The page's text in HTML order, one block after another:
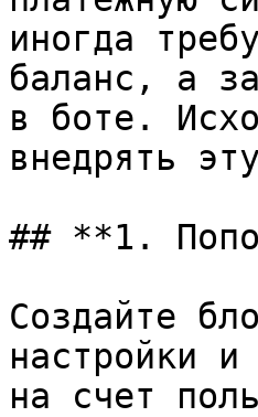
иногда
баланс, а
в боте.
внедрять
## **1.
Создайте
настройки
на счет